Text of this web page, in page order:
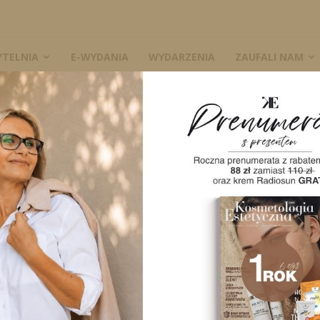
E-WYDANIA WYDARZENIA ZAUFALI NAM
KOSMOTREND
+ iCal / Outlook export